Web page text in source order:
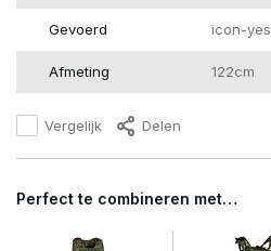
Gevoerd icon-yes
Afmeting 122cm
Vergelijk Delen
Perfect te combineren met…